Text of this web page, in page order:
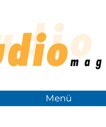
Menü